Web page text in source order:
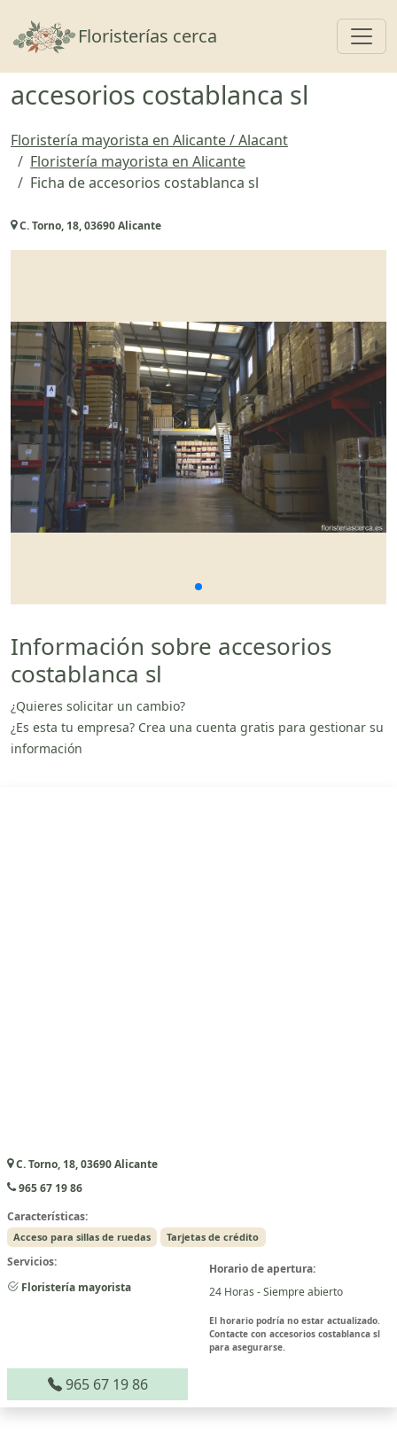
Floristerías cerca
accesorios costablanca sl
Floristería mayorista en Alicante / Alacant
Floristería mayorista en Alicante
Ficha de accesorios costablanca sl
C. Torno, 18, 03690 Alicante
Información sobre accesorios
costablanca sl
¿Quieres solicitar un cambio?
¿Es esta tu empresa? Crea una cuenta gratis para gestionar su
información
C. Torno, 18, 03690 Alicante
965 67 19 86
Características:
Acceso para sillas de ruedas Tarjetas de crédito
Servicios:
Floristería mayorista
Horario de apertura:
24 Horas - Siempre abierto
El horario podría no estar actualizado.
Contacte con accesorios costablanca sl
para asegurarse.
965 67 19 86